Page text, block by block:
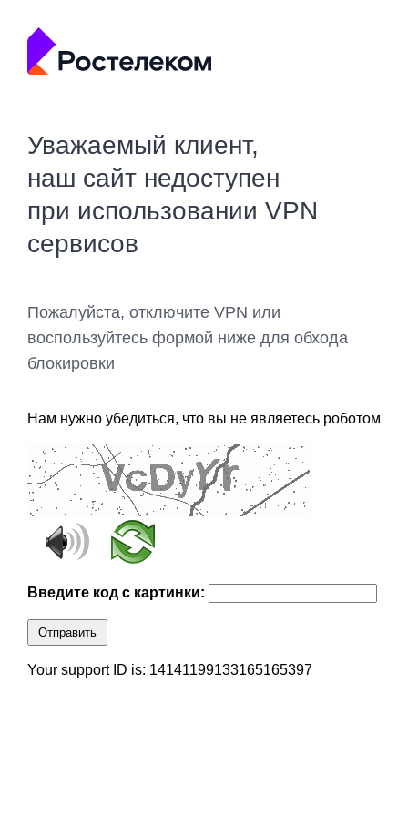
Уважаемый клиент,
наш сайт недоступен
при использовании VPN
сервисов
Пожалуйста, отключите VPN или
воспользуйтесь формой ниже для обхода
блокировки
Нам нужно убедиться, что вы не являетесь роботом
Введите код с картинки:
Отправить
Your support ID is: 14141199133165165397